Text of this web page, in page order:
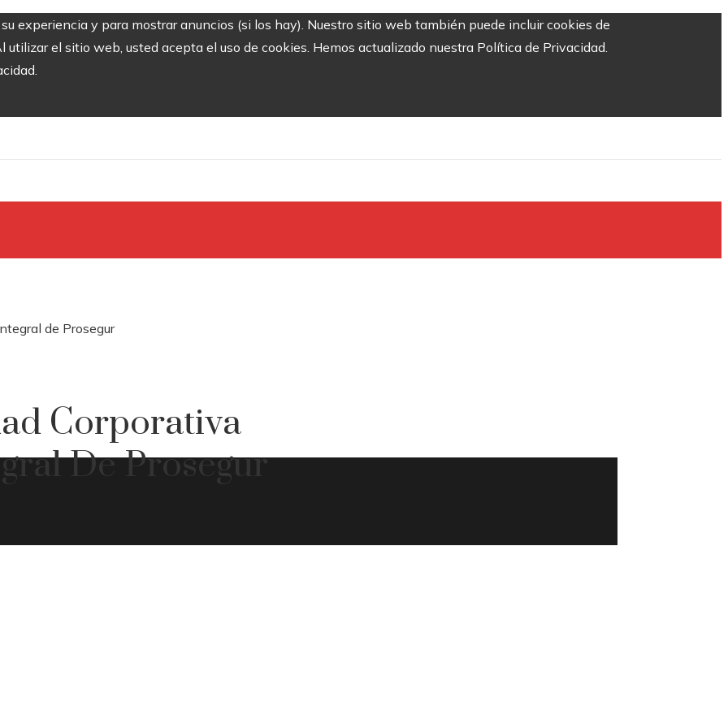
experiencia y para mostrar anuncios (si los hay). Nuestro sitio web también puede incluir cookies de
utilizar el sitio web, usted acepta el uso de cookies. Hemos actualizado nuestra Política de Privacidad.
de Prosegur
Corporativa
De Prosegur